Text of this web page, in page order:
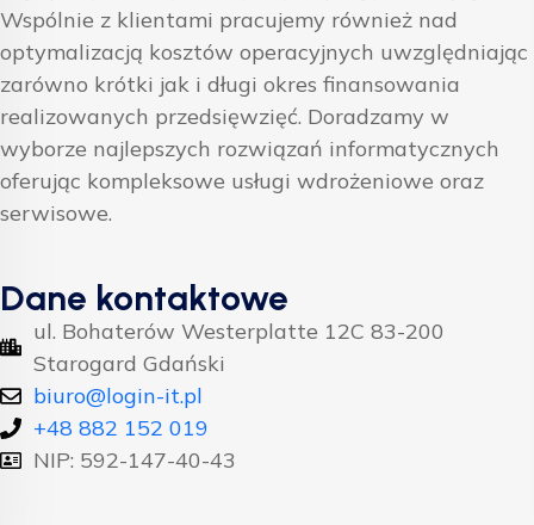
Wspólnie z klientami pracujemy również nad
optymalizacją kosztów operacyjnych uwzględniając
zarówno krótki jak i długi okres finansowania
realizowanych przedsięwzięć. Doradzamy w
wyborze najlepszych rozwiązań informatycznych
oferując kompleksowe usługi wdrożeniowe oraz
serwisowe.
Dane kontaktowe
ul. Bohaterów Westerplatte 12C 83-200
Starogard Gdański
biuro@login-it.pl
+48 882 152 019
NIP: 592-147-40-43